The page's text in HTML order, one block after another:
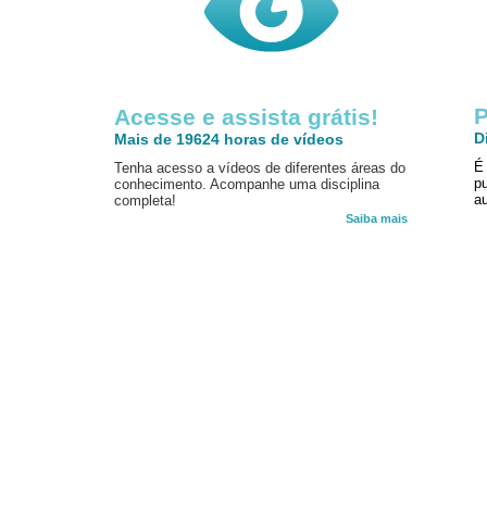
Acesse e assista grátis!
Mais de 19624 horas de vídeos
Tenha acesso a vídeos de diferentes áreas do
conhecimento. Acompanhe uma disciplina
completa!
Saiba mais